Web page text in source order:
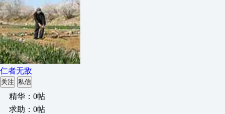
仁者无敌
关注 私信
精华：0帖
求助：0帖